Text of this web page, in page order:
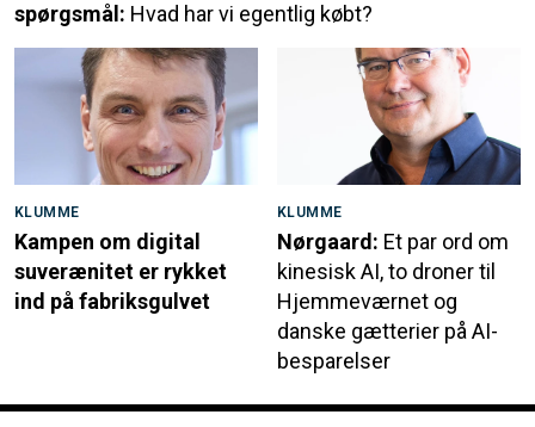
spørgsmål: Hvad har vi egentlig købt?
KLUMME
Kampen om digital
suverænitet er rykket
ind på fabriksgulvet
KLUMME
Nørgaard: Et par ord om
kinesisk AI, to droner til
Hjemmeværnet og
danske gætterier på AI-
besparelser